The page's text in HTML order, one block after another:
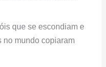
que se escondiam e
no mundo copiaram